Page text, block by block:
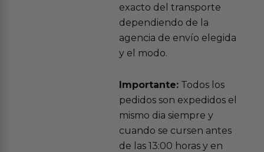
exacto del transporte
dependiendo de la
agencia de envío elegida
y el modo.
Importante:Todos los
pedidos son expedidos el
mismo dia siempre y
cuando se cursen antes
de las 13:00 horas y en